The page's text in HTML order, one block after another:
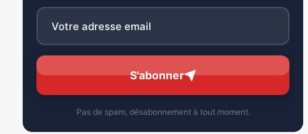
S'abonner
Pas de spam, désabonnement à tout moment.